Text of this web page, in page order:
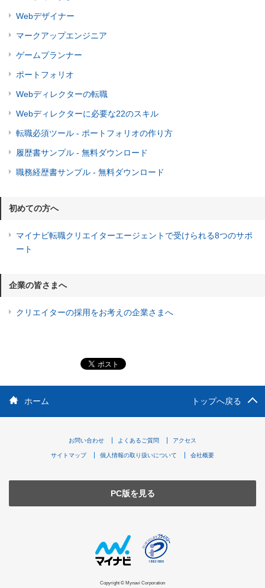
Webデザイナー
マークアップエンジニア
ゲームプランナー
ポートフォリオ
Webディレクターの転職
Webディレクターに必要な22のスキル
転職必須ツール - ポートフォリオの作り方
履歴書サンプル - 無料ダウンロード
職務経歴書サンプル - 無料ダウンロード
初めての方へ
マイナビ転職クリエイターエージェントで受けられる8つのサポ
ート
企業の皆さまへ
クリエイターの採用をお考えの企業さまへ
ホーム トップへ戻る
お問い合わせ よくあるご質問 アクセス
サイトマップ 個人情報の取り扱いについて 会社概要
PC版を見る
Copyright © Mynavi Corporation